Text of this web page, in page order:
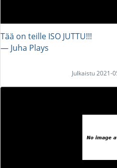
Tää on teille ISO JUTTU!!!
― Juha Plays
Julkaistu 2021-